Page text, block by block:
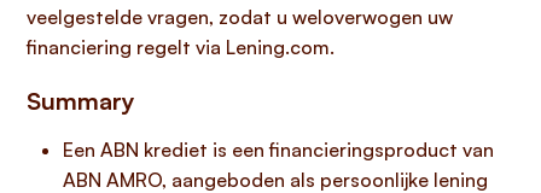
veelgestelde vragen, zodat u weloverwogen uw
financiering regelt via Lening.com.
Summary
Een ABN krediet is een financieringsproduct van
ABN AMRO, aangeboden als persoonlijke lening